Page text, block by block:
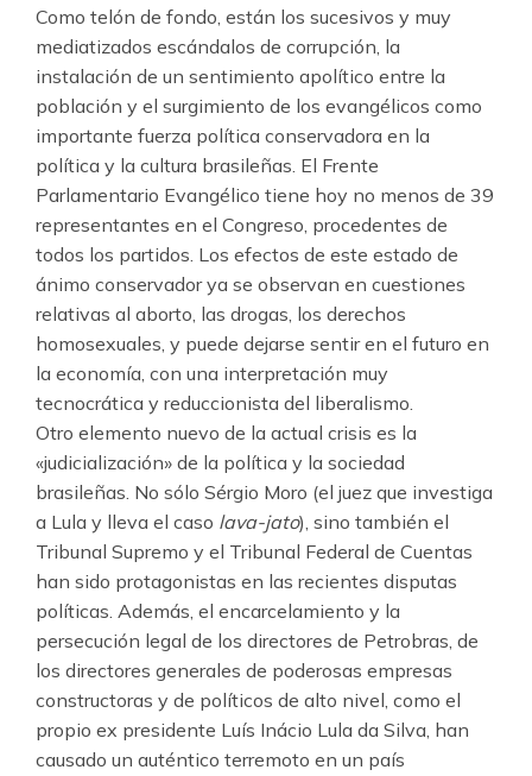
Como telón de fondo, están los sucesivos y muy
mediatizados escándalos de corrupción, la
instalación de un sentimiento apolítico entre la
población y el surgimiento de los evangélicos como
importante fuerza política conservadora en la
política y la cultura brasileñas. El Frente
Parlamentario Evangélico tiene hoy no menos de 39
representantes en el Congreso, procedentes de
todos los partidos. Los efectos de este estado de
ánimo conservador ya se observan en cuestiones
relativas al aborto, las drogas, los derechos
homosexuales, y puede dejarse sentir en el futuro en
la economía, con una interpretación muy
tecnocrática y reduccionista del liberalismo.
Otro elemento nuevo de la actual crisis es la
«judicialización» de la política y la sociedad
brasileñas. No sólo Sérgio Moro (el juez que investiga
a Lula y lleva el caso lava-jato), sino también el
Tribunal Supremo y el Tribunal Federal de Cuentas
han sido protagonistas en las recientes disputas
políticas. Además, el encarcelamiento y la
persecución legal de los directores de Petrobras, de
los directores generales de poderosas empresas
constructoras y de políticos de alto nivel, como el
propio ex presidente Luís Inácio Lula da Silva, han
causado un auténtico terremoto en un país